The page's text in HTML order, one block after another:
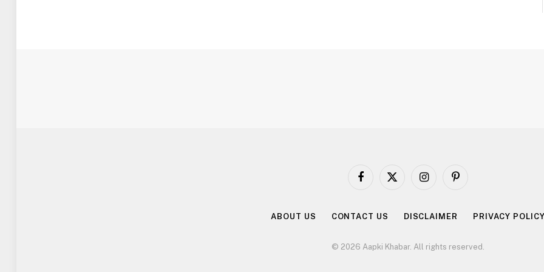
Facebook
X
InstagramPinterest
ABOUT US CONTACT US DISCLAIMER PRIVACY
© 2026 Aapki Khabar. All rights reserved.